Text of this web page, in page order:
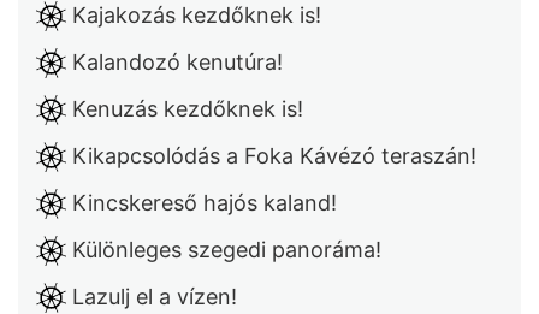
Kajakozás kezdőknek is!
Kalandozó kenutúra!
Kenuzás kezdőknek is!
Kikapcsolódás a Foka Kávézó teraszán!
Kincskereső hajós kaland!
Különleges szegedi panoráma!
Lazulj el a vízen!